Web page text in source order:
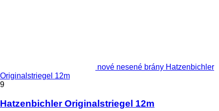
nové nesené brány Hatzenbichler
Originalstriegel 12m
9
Hatzenbichler Originalstriegel 12m